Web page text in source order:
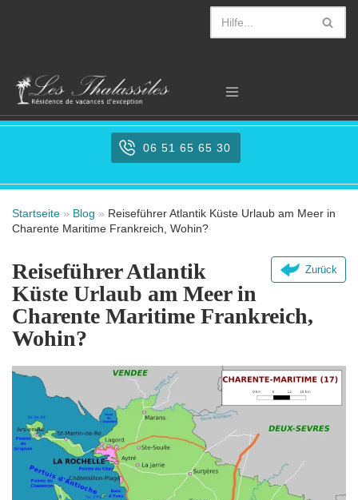
springen
06 51 65 65 30
Startseite » Blog » Reiseführer Atlantik Küste Urlaub am Meer in
Charente Maritime Frankreich, Wohin?
Zurück
Reiseführer Atlantik
Küste Urlaub am Meer in
Charente Maritime Frankreich,
Wohin?